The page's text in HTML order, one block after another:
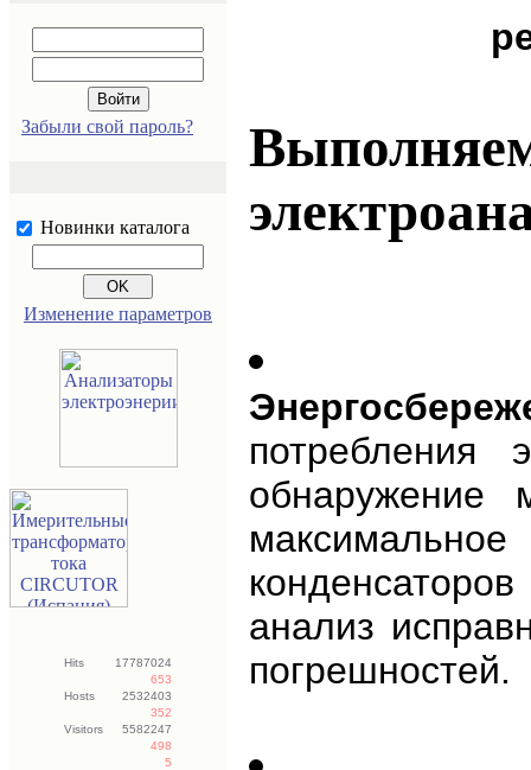
Забыли свой пароль?
Новинки каталога
Изменение параметров
Hits
17787024
653
Hosts
2532403
352
Visitors
5582247
498
5
потребления
обнаружение
анализ
погрешностей.